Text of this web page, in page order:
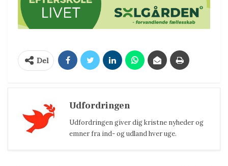
Del
Udfordringen
Udfordringen giver dig kristne nyheder og
emner fra ind- og udland hver uge.